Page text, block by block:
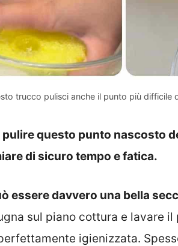
trucco pulisci anche il punto più difficile
questo punto nascosto
di sicuro tempo e fatica.
essere davvero una bella
sul piano cottura e lavare
igienizzata.